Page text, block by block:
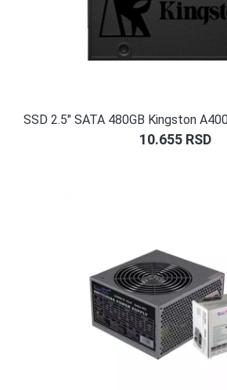
SSD 2.5″ SATA 480GB Kingston
10.655 RSD